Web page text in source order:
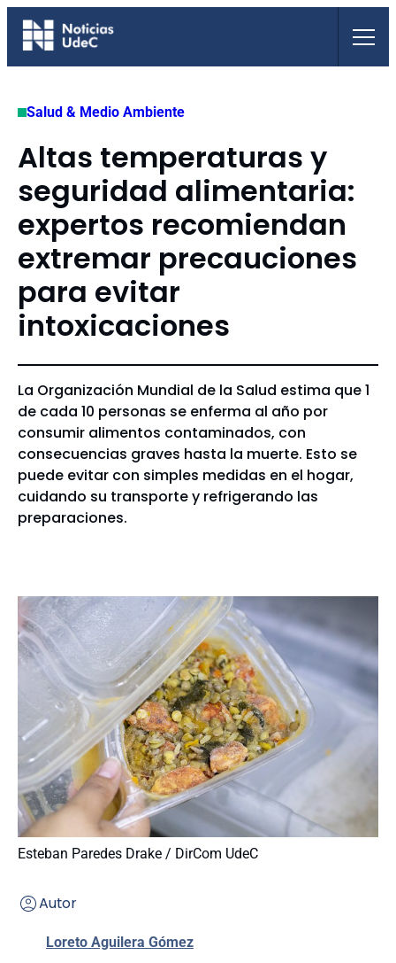
Saltar
Salud & Medio Ambiente
Altas temperaturas y
seguridad alimentaria:
expertos recomiendan
extremar precauciones
para evitar
intoxicaciones
La Organización Mundial de la Salud estima que 1
de cada 10 personas se enferma al año por
consumir alimentos contaminados, con
consecuencias graves hasta la muerte. Esto se
puede evitar con simples medidas en el hogar,
cuidando su transporte y refrigerando las
preparaciones.
Esteban Paredes Drake / DirCom UdeC
Autor
Loreto Aguilera Gómez